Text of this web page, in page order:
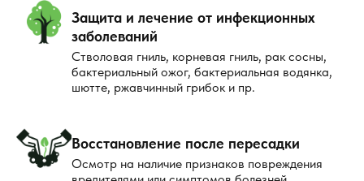
Защита и лечение от инфекционных
заболеваний
Стволовая гниль, корневая гниль, рак сосны,
бактериальный ожог, бактериальная водянка,
шютте, ржавчинный грибок и пр.
Восстановление после пересадки
Осмотр на наличие признаков повреждения